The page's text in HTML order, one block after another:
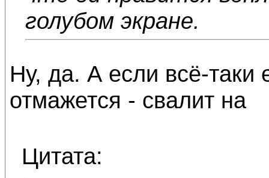
голубом экране.
Ну, да. А если всё-таки
отмажется - свалит на
Цитата: